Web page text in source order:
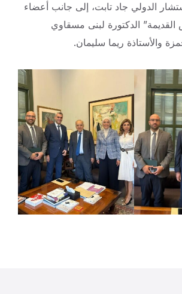
الدولي جاد تابت، إلى جانب أعضاء
الدكتورة لبنى مسقاوي
والأستاذة ريما سليمان.